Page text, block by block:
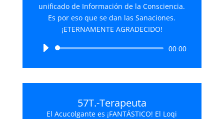
unificado de Información de la Consciencia.
Es por eso que se dan las Sanaciones.
¡ETERNAMENTE AGRADECIDO!
Reproductor
audio
00:00
57T.-Terapeuta
El Acucolgante es ¡FANTÁSTICO! El Loqi